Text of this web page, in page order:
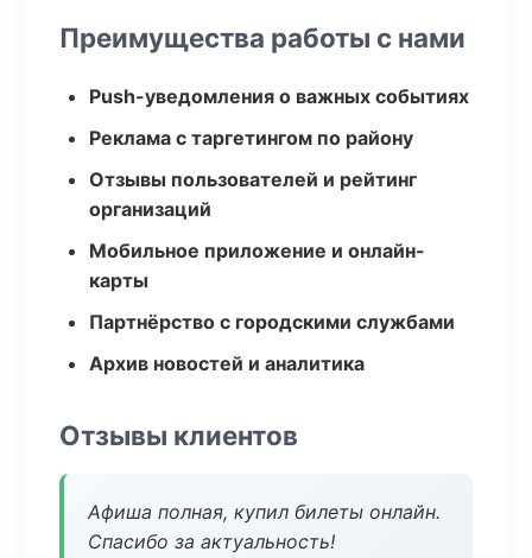
Преимущества работы с нами
Push-уведомления о важных событиях
Реклама с таргетингом по району
Отзывы пользователей и рейтинг
организаций
Мобильное приложение и онлайн-
карты
Партнёрство с городскими службами
Архив новостей и аналитика
Отзывы клиентов
Афиша полная, купил билеты онлайн.
Спасибо за актуальность!